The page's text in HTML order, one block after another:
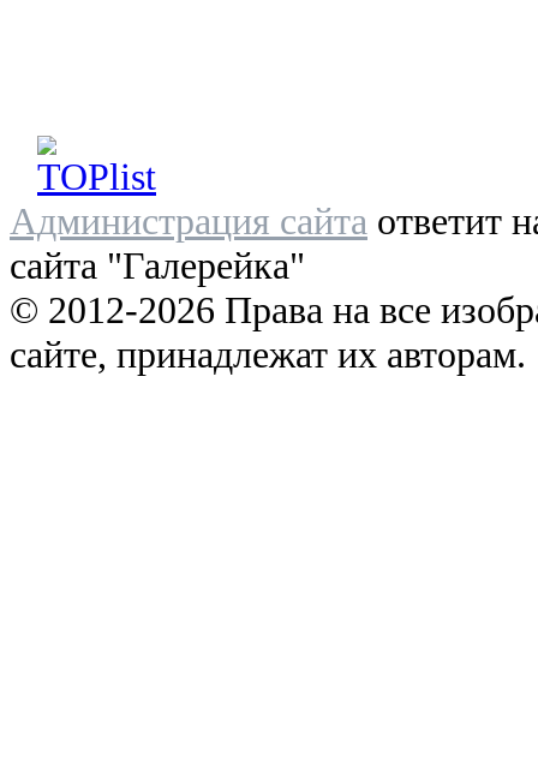
Администрация сайта ответит
сайта "Галерейка"
© 2012-2026 Права на все
сайте, принадлежат их авторам.